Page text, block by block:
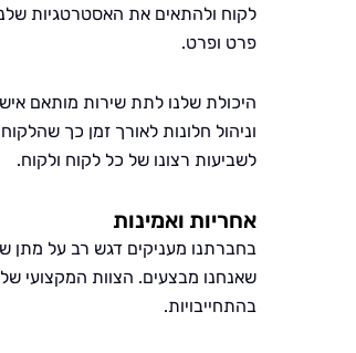
לקוח ולהתאים את האסטרטגיות
פרט ופרט.
היכולת שלנו לתת שירות מותאם
וניהול חלונות לאורך זמן כך
לשביעות רצונו של כל לקוח ולקוח.
אחריות ואמינות
בחברתנו מעניקים דגש רב על מתן
שאנחנו מבצעים. הצוות המקצועי
בהתחייבויות.